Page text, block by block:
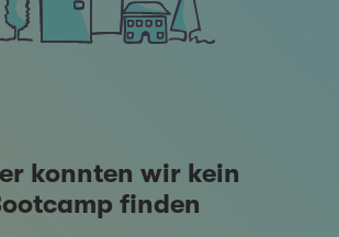
konnten wir kein
finden